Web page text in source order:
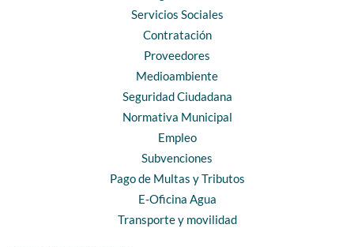
Servicios Sociales
Contratación
Proveedores
Medioambiente
Seguridad Ciudadana
Normativa Municipal
Empleo
Subvenciones
Pago de Multas y Tributos
E-Oficina Agua
Transporte y movilidad